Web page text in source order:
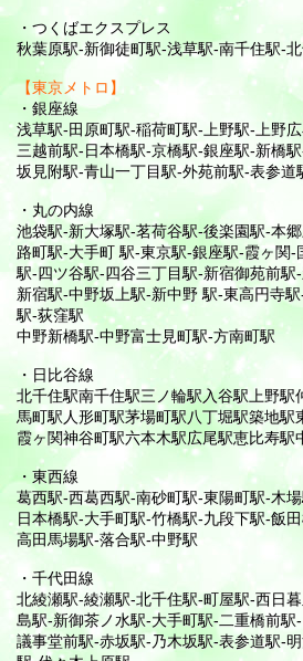
・つくばエクスプレス
秋葉原駅-新御徒町駅-浅草駅-南千住駅-
【東京メトロ】
・銀座線
浅草駅-田原町駅-稲荷町駅-上野駅-上野
三越前駅-日本橋駅-京橋駅-銀座駅-新橋
坂見附駅-青山一丁目駅-外苑前駅-表参道
・丸の内線
池袋駅-新大塚駅-茗荷谷駅-後楽園駅-本
路町駅-大手町 駅-東京駅-銀座駅-霞ヶ関
駅-四ツ谷駅-四谷三丁目駅-新宿御苑前
新宿駅-中野坂上駅-新中野 駅-東高円寺
駅-荻窪駅
中野新橋駅-中野富士見町駅-方南町駅
・日比谷線
北千住駅南千住駅三ノ輪駅入谷駅上野駅
馬町駅人形町駅茅場町駅八丁堀駅築地駅
霞ヶ関神谷町駅六本木駅広尾駅恵比寿駅
・東西線
葛西駅-西葛西駅-南砂町駅-東陽町駅-木
日本橋駅-大手町駅-竹橋駅-九段下駅-飯
高田馬場駅-落合駅-中野駅
・千代田線
北綾瀬駅-綾瀬駅-北千住駅-町屋駅-西日
島駅-新御茶ノ水駅-大手町駅-二重橋前
議事堂前駅-赤坂駅-乃木坂駅-表参道駅-